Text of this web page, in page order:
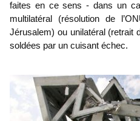
faites en ce sens - dans un
multilatéral (résolution de
Jérusalem) ou unilatéral (retrait
soldées par un cuisant échec.